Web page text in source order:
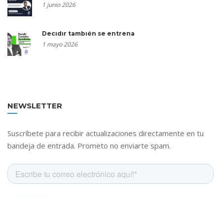
1 junio 2026
Decidir también se entrena
1 mayo 2026
NEWSLETTER
Suscríbete para recibir actualizaciones directamente en tu
bandeja de entrada. Prometo no enviarte spam.